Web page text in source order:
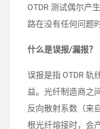
OTDR 测试偶尔产
路在没有任何问题
什么是误报/漏报？
误报是指 OTDR 轨
益。光纤制造商之
反向散射系数（来
根光纤熔接时，会